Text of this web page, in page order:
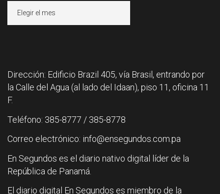
Dirección: Edificio Brazil 405, vía Brasil, entrando por
la Calle del Agua (al lado del Idaan), piso 11, oficina 11
F.
Teléfono: 385-8777 / 385-8778
Correo electrónico: info@ensegundos.com.pa
En Segundos es el diario nativo digital líder de la
República de Panamá.
El diario digital En Segundos es miembro de la